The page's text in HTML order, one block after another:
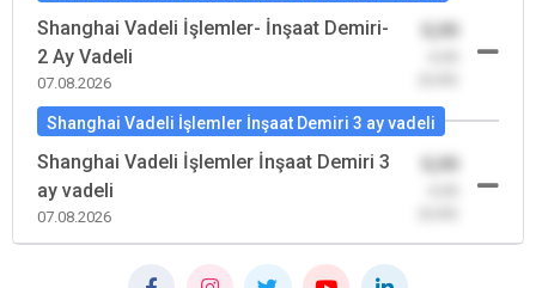
Shanghai Vadeli İşlemler- İnşaat Demiri-
2 Ay Vadeli
07.08.2026
Shanghai Vadeli İşlemler İnşaat Demiri 3 ay vadeli
Shanghai Vadeli İşlemler İnşaat Demiri 3
ay vadeli
07.08.2026